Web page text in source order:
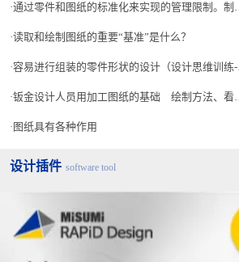
通过零件和图纸的标准化来实现的管理限制。制造业的事例
读取和绘制图纸的重要“基准”是什么？
容易进行组装的零件形状的设计（设计思维训练-48）
钣金设计人员用加工图纸的基础 绘制方法、看图方法、问题和对策等制图的要点
图纸具有各种作用
设计插件 software tool